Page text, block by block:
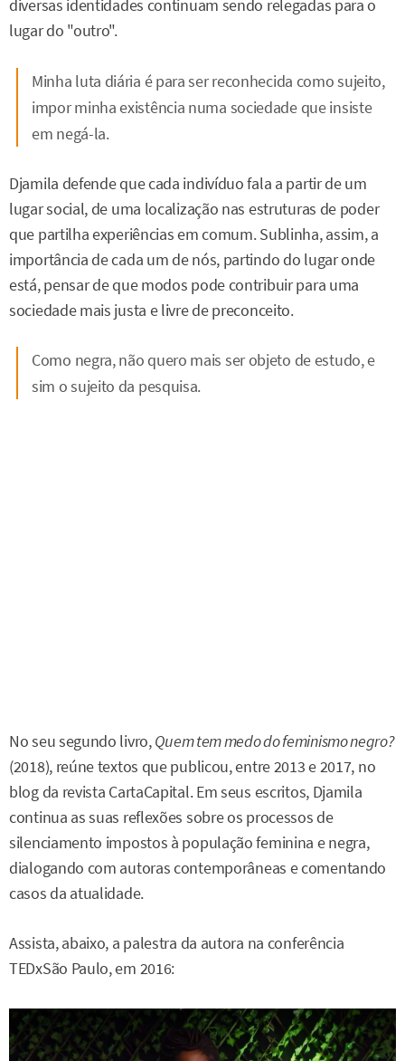
diversas identidades continuam sendo relegadas para o
lugar do "outro".
Minha luta diária é para ser reconhecida como sujeito,
impor minha existência numa sociedade que insiste
em negá-la.
Djamila defende que cada indivíduo fala a partir de um
lugar social, de uma localização nas estruturas de poder
que partilha experiências em comum. Sublinha, assim, a
importância de cada um de nós, partindo do lugar onde
está, pensar de que modos pode contribuir para uma
sociedade mais justa e livre de preconceito.
Como negra, não quero mais ser objeto de estudo, e
sim o sujeito da pesquisa.
No seu segundo livro,Quem tem medo do feminismo negro?
(2018), reúne textos que publicou, entre 2013 e 2017, no
blog da revista CartaCapital. Em seus escritos, Djamila
continua as suas reflexões sobre os processos de
silenciamento impostos à população feminina e negra,
dialogando com autoras contemporâneas e comentando
casos da atualidade.
Assista, abaixo, a palestra da autora na conferência
TEDxSão Paulo, em 2016: